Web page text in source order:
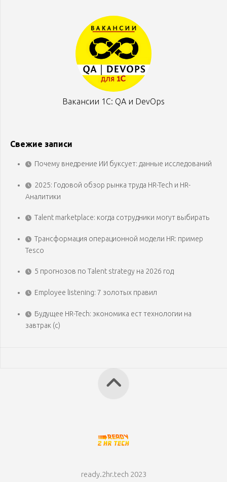
Вакансии 1С: QA и DevOps
Свежие записи
Почему внедрение ИИ буксует: данные исследований
2025: Годовой обзор рынка труда HR-Tech и HR-
Аналитики
Talent marketplace: когда сотрудники могут выбирать
Трансформация операционной модели HR: пример
Tesco
5 прогнозов по Talent strategy на 2026 год
Employee listening: 7 золотых правил
Будущее HR-Tech: экономика ест технологии на
завтрак (с)
ready.2hr.tech 2023